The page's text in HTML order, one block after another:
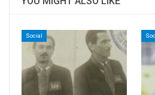
Social